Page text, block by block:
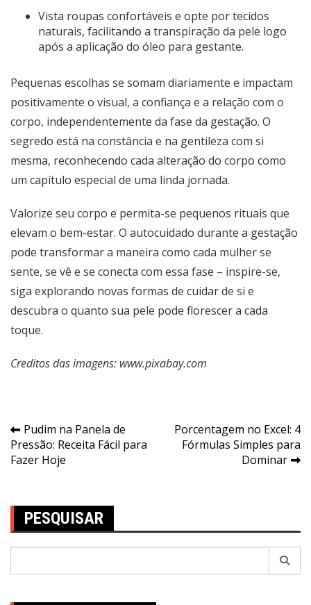
Vista roupas confortáveis e opte por tecidos
naturais, facilitando a transpiração da pele logo
após a aplicação do óleo para gestante.
Pequenas escolhas se somam diariamente e impactam
positivamente o visual, a confiança e a relação com o
corpo, independentemente da fase da gestação. O
segredo está na constância e na gentileza com si
mesma, reconhecendo cada alteração do corpo como
um capítulo especial de uma linda jornada.
Valorize seu corpo e permita-se pequenos rituais que
elevam o bem-estar. O autocuidado durante a gestação
pode transformar a maneira como cada mulher se
sente, se vê e se conecta com essa fase – inspire-se,
siga explorando novas formas de cuidar de si e
descubra o quanto sua pele pode florescer a cada
toque.
Creditos das imagens: www.pixabay.com
Navegação
de
Pudim na Panela de
Pressão: Receita Fácil para
Fazer Hoje
Porcentagem no Excel: 4
Fórmulas Simples para
Dominar
PESQUISAR